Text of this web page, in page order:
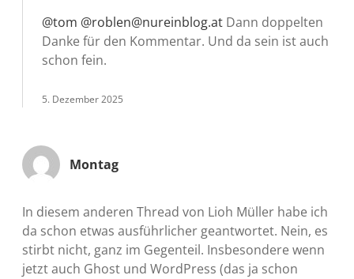
@tom @roblen@nureinblog.at Dann doppelten
Danke für den Kommentar. Und da sein ist auch
schon fein.
5. Dezember 2025
Montag
In diesem anderen Thread von Lioh Müller habe ich
da schon etwas ausführlicher geantwortet. Nein, es
stirbt nicht, ganz im Gegenteil. Insbesondere wenn
jetzt auch Ghost und WordPress (das ja schon